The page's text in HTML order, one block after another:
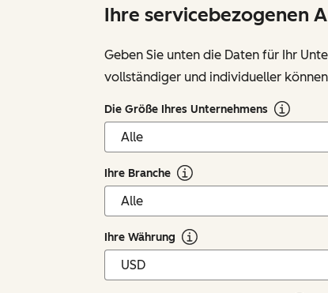
Ihre servicebezogenen
Geben Sie unten die Daten für Ihr
vollständiger und individueller
Die Größe Ihres Unternehmens
Ihre Branche
Ihre Währung